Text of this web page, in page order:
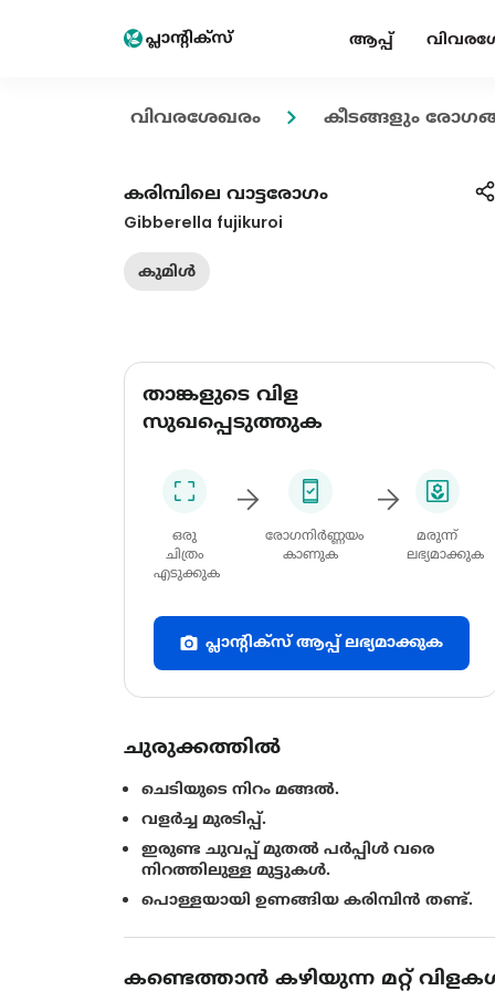
ആപ്പ്
വിവരശേഖരം കീടങ്ങളും
കരിമ്പിലെ വാട്ടരോഗം
Gibberella fujikuroi
കുമിൾ
താങ്കളുടെ വിള
സുഖപ്പെടുത്തുക
ഒരു
ചിത്രം
എടുക്കുക
രോഗനിർണ്ണയം
കാണുക
മരുന്ന്
ലഭ്യമാക്കുക
പ്ലാന്റിക്സ് ആപ്പ് ലഭ്യമാക്കുക
ചുരുക്കത്തിൽ
ചെടിയുടെ നിറം മങ്ങൽ.
വളർച്ച മുരടിപ്പ്.
ഇരുണ്ട ചുവപ്പ് മുതൽ പർപ്പിൾ വരെ
നിറത്തിലുള്ള മുട്ടുകൾ.
പൊള്ളയായി ഉണങ്ങിയ കരിമ്പിൻ തണ്ട്.
കണ്ടെത്താൻ കഴിയുന്ന മറ്റ്